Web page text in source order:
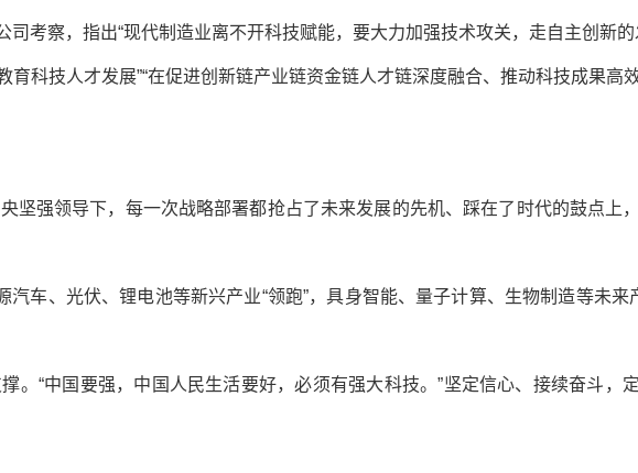
考察，指出“现代制造业离不开科技赋能，要大力加强技术攻关，走自主创新的
育科技人才发展”“在促进创新链产业链资金链人才链深度融合、推动科技成果高
坚强领导下，每一次战略部署都抢占了未来发展的先机、踩在了时代的鼓点上
车、光伏、锂电池等新兴产业“领跑”，具身智能、量子计算、生物制造等未来产
。“中国要强，中国人民生活要好，必须有强大科技。”坚定信心、接续奋斗，